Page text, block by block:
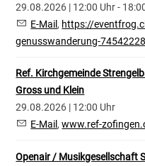
29.08.2026 | 12:00 Uhr -
E-Mail , https://
genusswanderung-
Ref. Kirchgemeinde
Gross und Klein
29.08.2026 | 12:00 Uhr
E-Mail,www.ref-
Openair / Musikgesellschaft